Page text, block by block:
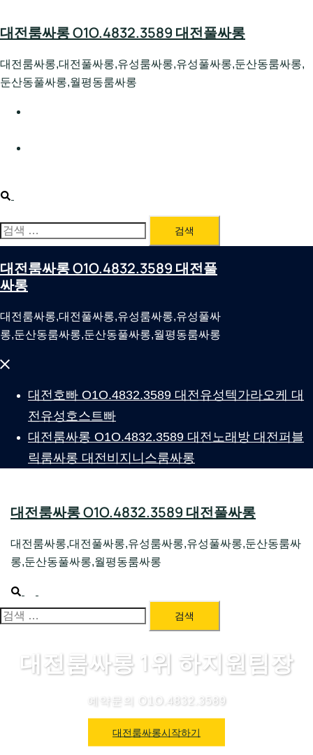
to
대전룸싸롱 O1O.4832.3589 대전풀싸롱
대전룸싸롱,대전풀싸롱,유성룸싸롱,유성풀싸롱,둔산동룸싸롱,
둔산동풀싸롱,월평동룸싸롱
Search
검
색:
대전룸싸롱 O1O.4832.3589 대전풀
싸롱
대전룸싸롱,대전풀싸롱,유성룸싸롱,유성풀싸
롱,둔산동룸싸롱,둔산동풀싸롱,월평동룸싸롱
Close
대전호빠 O1O.4832.3589 대전유성텍가라오케 대
전유성호스트빠
대전룸싸롱 O1O.4832.3589 대전노래방 대전퍼블
릭룸싸롱 대전비지니스룸싸롱
대전룸싸롱 O1O.4832.3589 대전풀싸롱
대전룸싸롱,대전풀싸롱,유성룸싸롱,유성풀싸롱,둔산동룸싸
롱,둔산동풀싸롱,월평동룸싸롱
Search
menu
검
대전룸싸롱 1위 하지원팀장
예약문의 O1O.4832.3589
대전룸싸롱시작하기